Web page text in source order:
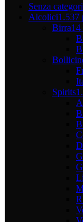
Senza
Alcolici1.537
Birra14
Spirits